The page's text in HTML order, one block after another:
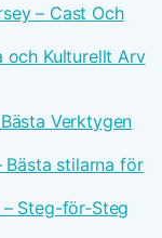
– Cast Och
och Kulturellt Arv
Verktygen
Bästa stilarna för
Steg-för-Steg